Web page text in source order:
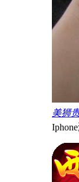
美狮